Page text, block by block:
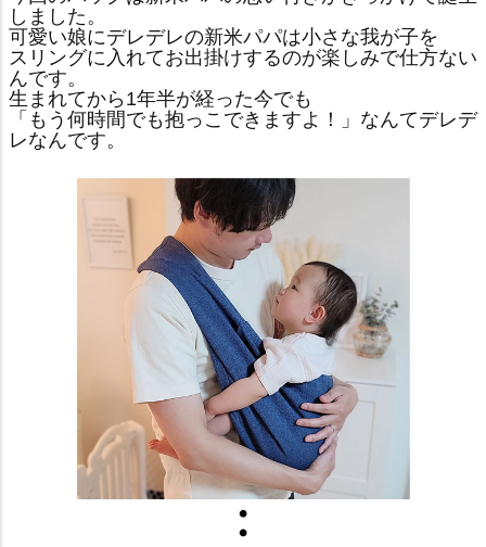
しました。
可愛い娘にデレデレの新米パパは小さな我が子を
スリングに入れてお出掛けするのが楽しみで仕方ない
んです。
生まれてから1年半が経った今でも
「もう何時間でも抱っこできますよ！」なんてデレデ
レなんです。